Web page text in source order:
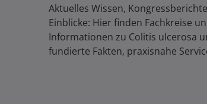
Aktuelles Wissen,
Einblicke: Hier finden Fachkreise
Informationen zu Colitis ulcerosa
fundierte Fakten, praxisnahe